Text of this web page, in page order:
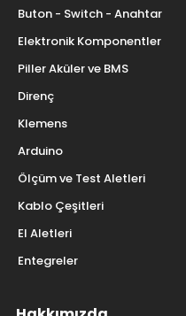
Buton - Switch - Anahtar
Elektronik Komponentler
Piller Aküler ve BMS
Direnç
Klemens
Arduino
Ölçüm ve Test Aletleri
Kablo Çeşitleri
El Aletleri
Entegreler